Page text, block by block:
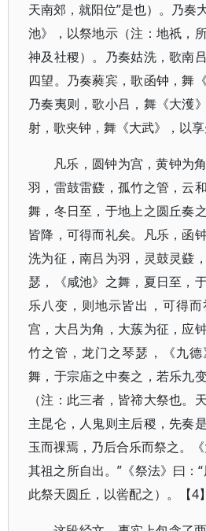
天南郊，就阳位”是也）。乃奏
池》，以祭地示（注：地祇，
神及社稷）。乃奏姑洗，歌南
四望。乃奏蕤宾，歌函钟，舞
乃奏夷则，歌小吕，舞《大濩
射，歌夹钟，舞《大武》，以
凡乐，圆钟为宫，黄钟为
羽，雷鼓雷鼗，孤竹之管，云
舞，冬日至，于地上之圆丘奏
皆降，可得而礼矣。凡乐，函
洗为征，南吕为羽，灵鼓灵鼗
瑟，《咸池》之舞，夏日至，
乐八变，则地示皆出，可得
宫，大吕为角，大蔟为征，应
竹之管，龙门之琴瑟，《九
舞，于宗庙之中奏之，若乐九
（注：此三者，皆禘大祭也。
主昆仑，人鬼则主后稷，先奏
玉而祼焉，乃后合乐而祭之。
其祖之所自出。”《祭法》曰：
此祭天圆丘，以喾配之）。【4】